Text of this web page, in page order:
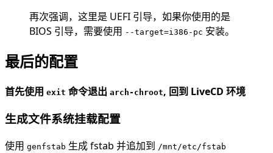
再次强调，这里是 UEFI 引导，如果你使用的是
BIOS 引导，需要使用 --target=i386-pc 安装。
最后的配置
首先使用 exit 命令退出 arch-chroot, 回到 LiveCD 环境
生成文件系统挂载配置
使用 genfstab 生成 fstab 并追加到 /mnt/etc/fstab